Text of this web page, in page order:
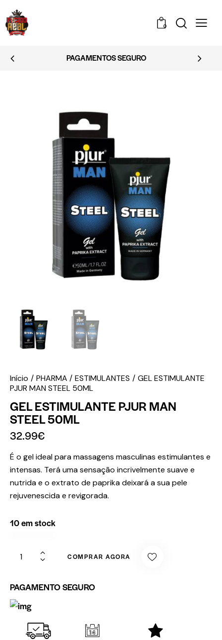
0
PAGAMENTOS SEGURO
Início PHARMA ESTIMULANTES
GEL ESTIMULANTE
PJUR MAN STEEL 50ML
GEL ESTIMULANTE PJUR MAN
STEEL 50ML
32.99€
É o gel ideal para massagens masculinas estimulantes e
intensas. Terá uma sensação incrivelmente suave e
nutrida e o extrato de paprika deixará a sua pele
rejuvenescida e revigorada.
10 em stock
COMPRAR AGORA
PAGAMENTO SEGURO